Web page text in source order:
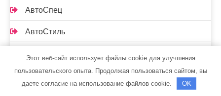
АвтоСпец
АвтоСтиль
Автостудия Masterzz
Автотехцентр на Элсибе
Этот веб-сайт использует файлы cookie для улучшения
пользовательского опыта. Продолжая пользоваться сайтом, вы
даете согласие на использование файлов cookie.
OK